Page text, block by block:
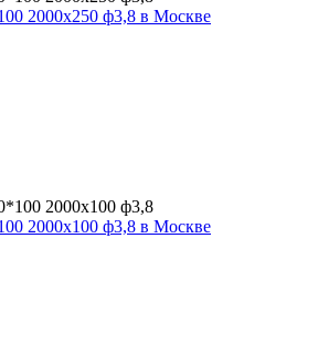
2000х250 ф3,8 в Москве
2000х100 ф3,8 в Москве